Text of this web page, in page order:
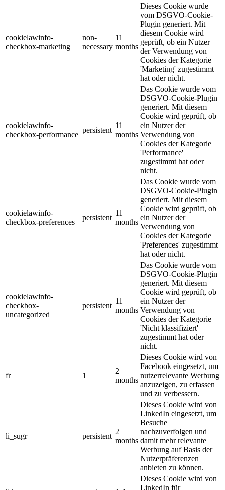
cookielawinfo-
checkbox-marketing
non-
necessary
11
months
Dieses Cookie wurde
vom DSGVO-Cookie-
Plugin generiert. Mit
diesem Cookie wird
geprüft, ob ein Nutzer
der Verwendung von
Cookies der Kategorie
'Marketing' zugestimmt
hat oder nicht.
cookielawinfo-
checkbox-performance
persistent
11
months
Das Cookie wurde vom
DSGVO-Cookie-Plugin
generiert. Mit diesem
Cookie wird geprüft, ob
ein Nutzer der
Verwendung von
Cookies der Kategorie
'Performance'
zugestimmt hat oder
nicht.
cookielawinfo-
checkbox-preferences
persistent
11
months
Das Cookie wurde vom
DSGVO-Cookie-Plugin
generiert. Mit diesem
Cookie wird geprüft, ob
ein Nutzer der
Verwendung von
Cookies der Kategorie
'Preferences' zugestimmt
hat oder nicht.
cookielawinfo-
checkbox-
uncategorized
persistent
11
months
Das Cookie wurde vom
DSGVO-Cookie-Plugin
generiert. Mit diesem
Cookie wird geprüft, ob
ein Nutzer der
Verwendung von
Cookies der Kategorie
'Nicht klassifiziert'
zugestimmt hat oder
nicht.
fr 1
2
months
Dieses Cookie wird von
Facebook eingesetzt, um
nutzerrelevante Werbung
anzuzeigen, zu erfassen
und zu verbessern.
li_sugr persistent
2
months
Dieses Cookie wird von
LinkedIn eingesetzt, um
Besuche
nachzuverfolgen und
damit mehr relevante
Werbung auf Basis der
Nutzerpräferenzen
anbieten zu können.
Dieses Cookie wird von
LinkedIn für